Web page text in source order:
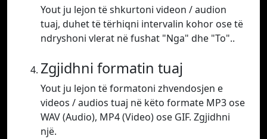
Yout ju lejon të shkurtoni videon / audion
tuaj, duhet të tërhiqni intervalin kohor ose të
ndryshoni vlerat në fushat "Nga" dhe "To"..
Zgjidhni formatin tuaj
Yout ju lejon të formatoni zhvendosjen e
videos / audios tuaj në këto formate MP3 ose
WAV (Audio), MP4 (Video) ose GIF. Zgjidhni
një.